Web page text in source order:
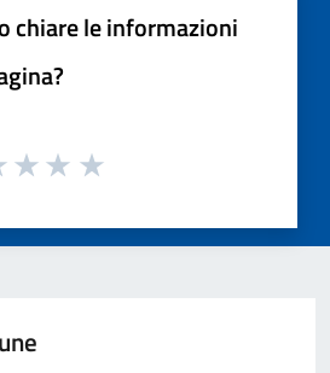
chiare le informazioni